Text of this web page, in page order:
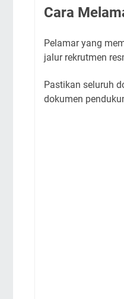
Cara
Pelamar yang
jalur rekrutmen
Pastikan seluruh
dokumen